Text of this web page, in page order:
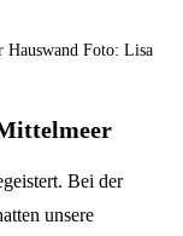
Bei der
unsere